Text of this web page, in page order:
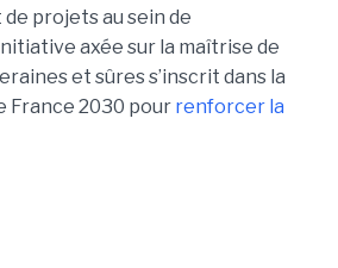
projets au sein de
axée sur la maîtrise de
et sûres s’inscrit dans la
2030 pour renforcer la